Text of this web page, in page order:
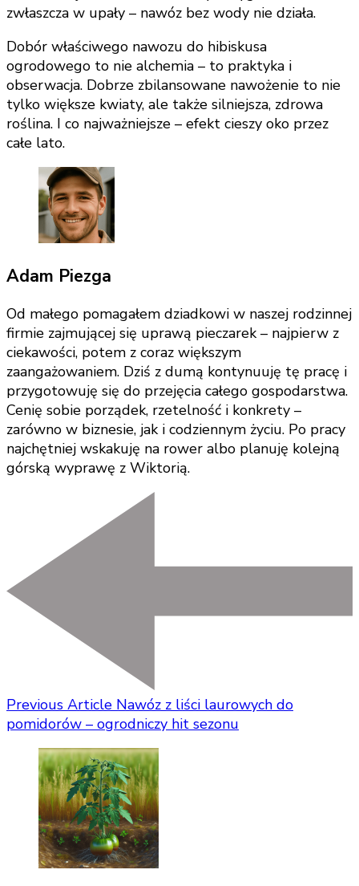
zwłaszcza w upały – nawóz bez wody nie działa.
Dobór właściwego nawozu do hibiskusa
ogrodowego to nie alchemia – to praktyka i
obserwacja. Dobrze zbilansowane nawożenie to nie
tylko większe kwiaty, ale także silniejsza, zdrowa
roślina. I co najważniejsze – efekt cieszy oko przez
całe lato.
Adam Piezga
Od małego pomagałem dziadkowi w naszej rodzinnej
firmie zajmującej się uprawą pieczarek – najpierw z
ciekawości, potem z coraz większym
zaangażowaniem. Dziś z dumą kontynuuję tę pracę i
przygotowuję się do przejęcia całego gospodarstwa.
Cenię sobie porządek, rzetelność i konkrety –
zarówno w biznesie, jak i codziennym życiu. Po pracy
najchętniej wskakuję na rower albo planuję kolejną
górską wyprawę z Wiktorią.
Previous Article Nawóz z liści laurowych do
pomidorów – ogrodniczy hit sezonu